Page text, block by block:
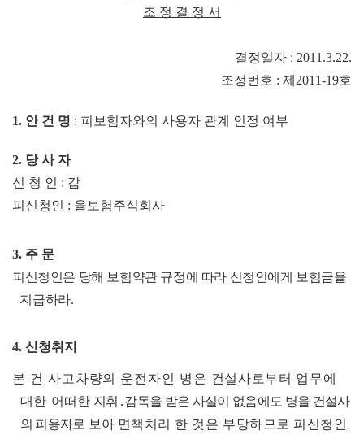
조 정 결 정 서
결정일자 : 2011.3.22.
조정번호 : 제 2011-19호
1. 안 건 명 : 피보험자와의 사용자 관계 인정 여부
2. 당 사 자
신 청 인 : 갑
피신청인 : 을보험주식회사
3. 주 문
피신청인은 당해 보험약관 규정에 따라 신청인에게 보험금을
지급하라.
4. 신청취지
본 건 사고차량의 운전자인 병은 건설사로부터 업무에
대한 어 떠한 지 휘 ․감독을 받은 사실이 없음에도 병을 건설사
의 피용자로 보아 면책처리 한 것은 부당하므로 피신청인